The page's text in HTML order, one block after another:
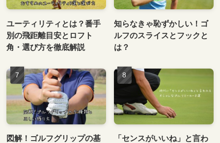
ユーティリティとは？番手
別の飛距離目安とロフト
角・選び方を徹底解説
知らなきゃ恥ずかしい！ゴ
ルフのスライスとフックと
は？
図解！ゴルフグリップの基
「センスがいいね」と言わ